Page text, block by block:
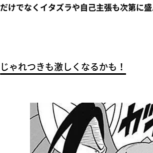
だけでなくイタズラや自己主張も次第に
じゃれつきも激しくなるかも！